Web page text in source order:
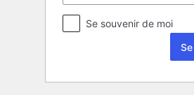
Se souvenir de moi